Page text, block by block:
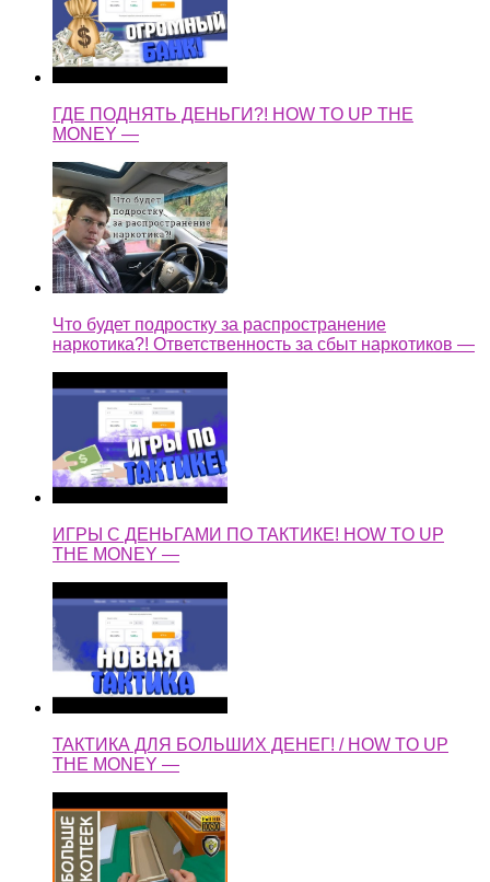
ГДЕ ПОДНЯТЬ ДЕНЬГИ?! HOW TO UP THE
MONEY —
Что будет подростку за распространение
наркотика?! Ответственность за сбыт наркотиков —
ИГРЫ С ДЕНЬГАМИ ПО ТАКТИКЕ! HOW TO UP
THE MONEY —
ТАКТИКА ДЛЯ БОЛЬШИХ ДЕНЕГ! / HOW TO UP
THE MONEY —